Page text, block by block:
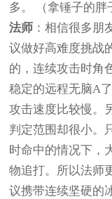
多。 （拿锤子的胖
法师 ：相信很多朋
议做好高难度挑战
的，连续攻击时角
稳定的远程无脑A
攻击速度比较慢。
判定范围却很小。
时命中的情况下，
物追打。所以法师
议携带连续坚硬的